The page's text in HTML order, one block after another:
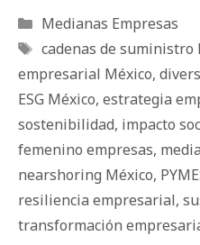
Categorías
Medianas Empresas
Etiquetas
cadenas de suministro
empresarial México,
ESG México, estrategia
sostenibilidad, impacto
femenino empresas,
nearshoring México,
resiliencia empresarial,
transformación